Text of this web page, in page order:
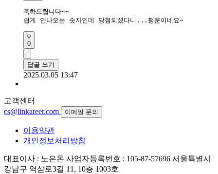
축하드립니다~~
쉽게 안나오는 숫자인데 당첨되셨다니...행운이네요~
0
답글 쓰기
2025.03.05 13:47
고객센터
cs@linkareer.com
이메일 문의
이용약관
개인정보처리방침
대표이사 : 노은돈 사업자등록번호 : 105-87-57696 서울특별시
강남구 역삼로3길 11, 10층 1003호